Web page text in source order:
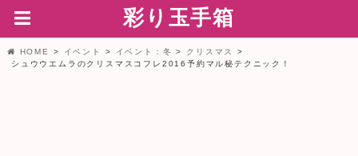
彩り玉手箱
HOME イベント イベント：冬
クリスマス
シュウウエムラのクリスマスコフレ2016予約マル秘テクニック！